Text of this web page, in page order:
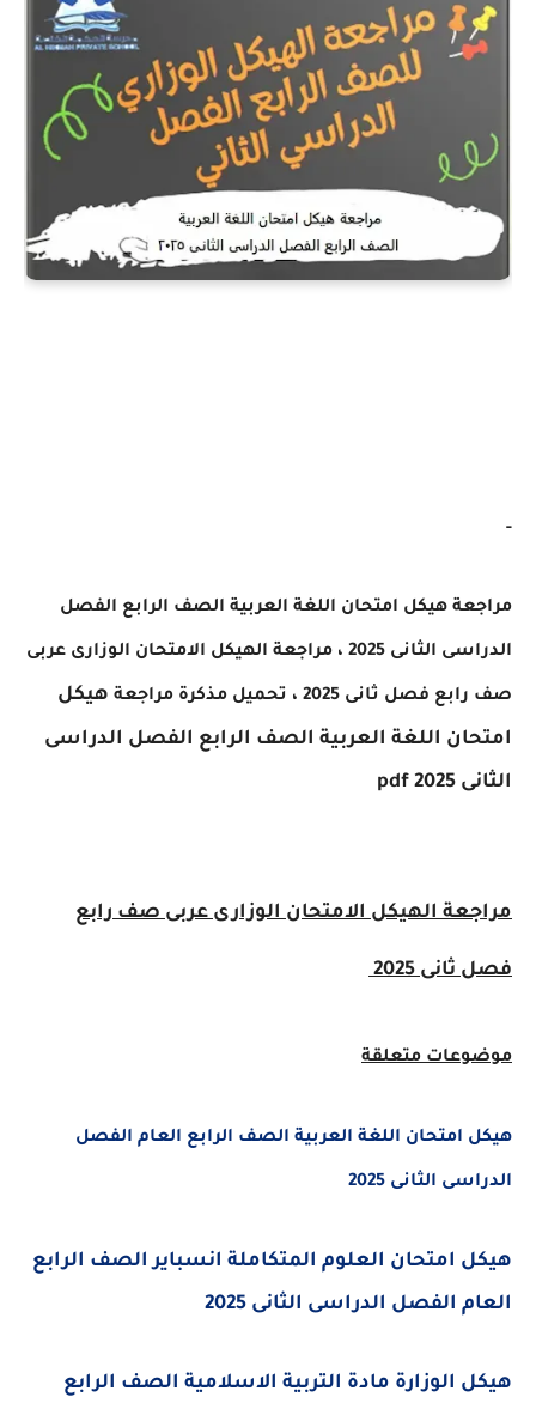
-
مراجعة هيكل امتحان اللغة العربية الصف الرابع الفصل
الدراسى الثانى 2025 ، مراجعة ال هيكل الامتحان الوزارى عربى
صف رابع فصل ثانى 2025 ، تحميل مذكرة مراجعة هيكل
امتحان اللغة العربية الصف الرابع الفصل الدراسى
الثانى 2025 pdf
مراجعة الهيكل الامتحان الوزارى عربى صف رابع
فصل ثانى 2025
موضوعات متعلقة
هيكل امتحان اللغة العربية الصف الرابع العام الفصل
الدراسى الثانى 2025
هيكل امتحان العلوم المتكاملة انسباير الصف الرابع
العام الفصل الدراسى الثانى 2025
هيكل الوزارة مادة التربية الاسلامية الصف الرابع